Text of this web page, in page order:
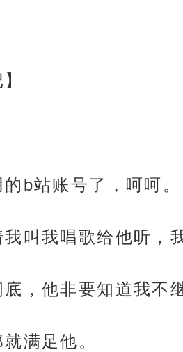
b站账号了，呵呵。
叫我唱歌给他听，
，他非要知道我不
满足他。